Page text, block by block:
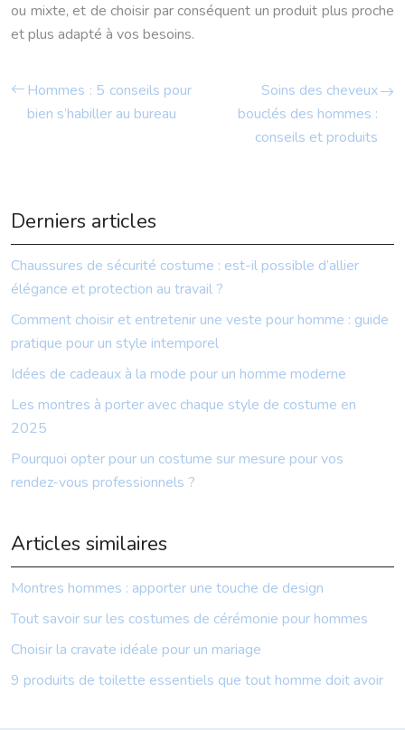
ou mixte, et de choisir par conséquent un produit plus proche
et plus adapté à vos besoins.
Hommes : 5 conseils pour
bien s’habiller au bureau
Soins des cheveux
bouclés des hommes :
conseils et produits
Derniers articles
Chaussures de sécurité costume : est-il possible d’allier
élégance et protection au travail ?
Comment choisir et entretenir une veste pour homme : guide
pratique pour un style intemporel
Idées de cadeaux à la mode pour un homme moderne
Les montres à porter avec chaque style de costume en
2025
Pourquoi opter pour un costume sur mesure pour vos
rendez-vous professionnels ?
Articles similaires
Montres hommes : apporter une touche de design
Tout savoir sur les costumes de cérémonie pour hommes
Choisir la cravate idéale pour un mariage
9 produits de toilette essentiels que tout homme doit avoir